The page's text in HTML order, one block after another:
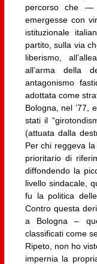
percorso che —
emergesse con
istituzionale
partito, sulla via
liberismo,
all’arma della
antagonismo
adottata come
Bologna, nel ’77,
stati il
(attuata dalla
Per chi reggeva
prioritario di
diffondendo la
livello sindacale,
fu la politica
Contro questa
a Bologna –
classificati come
Ripeto, non ho
impernia la